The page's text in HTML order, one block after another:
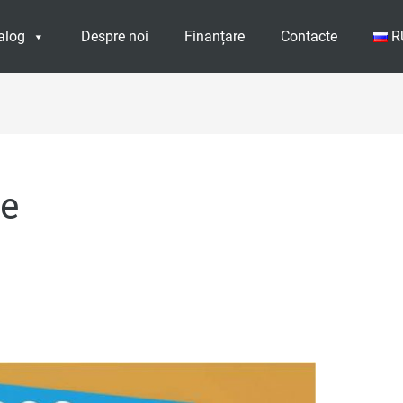
Despre noi Finanțare Contacte